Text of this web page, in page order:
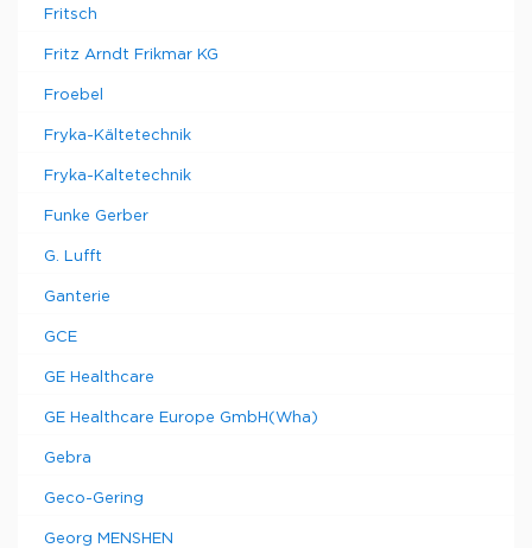
Fritsch
Fritz Arndt Frikmar KG
Froebel
Fryka-Kältetechnik
Fryka-Kaltetechnik
Funke Gerber
G. Lufft
Ganterie
GCE
GE Healthcare
GE Healthcare Europe GmbH(Wha)
Gebra
Geco-Gering
Georg MENSHEN